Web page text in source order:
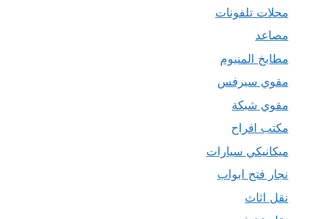
محلات تلفونات
مصاعد
مطابخ المنيوم
مقوي سيرفس
مقوي شبكة
مكتب افراح
ميكانيكي سيارات
نجار فتح ابواب
نقل اثاث